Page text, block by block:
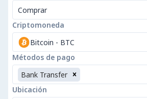
Comprar
Criptomoneda
Bitcoin - BTC
Métodos de pago
Bank Transfer
Ubicación